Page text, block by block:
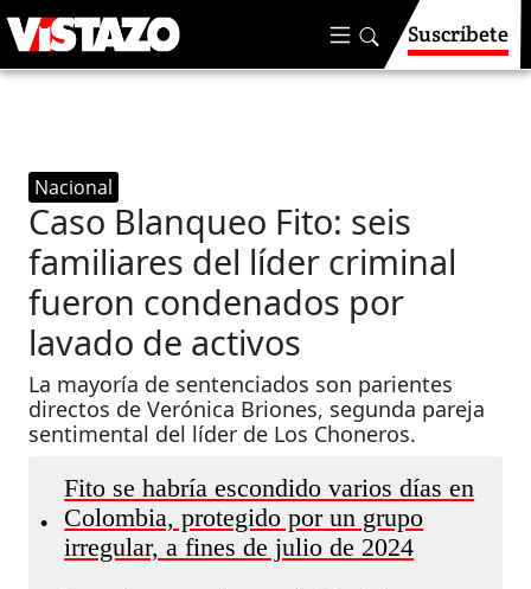
Suscríbete
Nacional
Caso Blanqueo Fito: seis
familiares del líder criminal
fueron condenados por
lavado de activos
La mayoría de sentenciados son parientes
directos de Verónica Briones, segunda pareja
sentimental del líder de Los Choneros.
•
Fito se habría escondido varios días en
Colombia, protegido por un grupo
irregular, a fines de julio de 2024